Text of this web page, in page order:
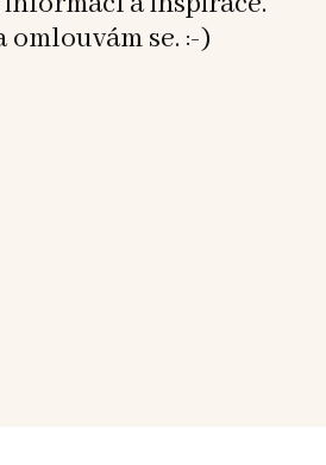
omlouvám se. :-)